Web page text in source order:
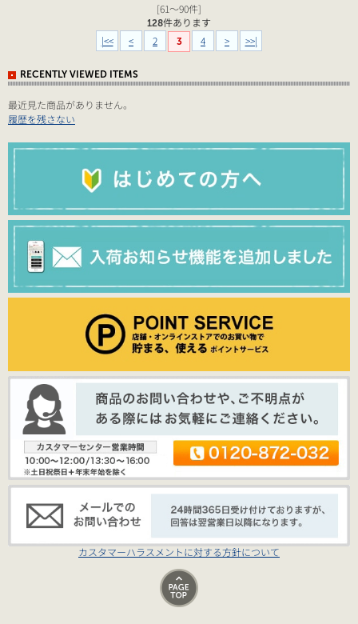
[61～90件]
128件あります
|<< < 2 3 4 > >>|
RECENTLY VIEWED ITEMS
最近見た商品がありません。
履歴を残さない
カスタマーハラスメントに対する方針について